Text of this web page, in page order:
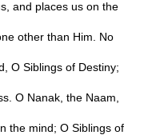
and places us on the
other than Him. No
O Siblings of Destiny;
O Nanak, the Naam,
the mind; O Siblings of